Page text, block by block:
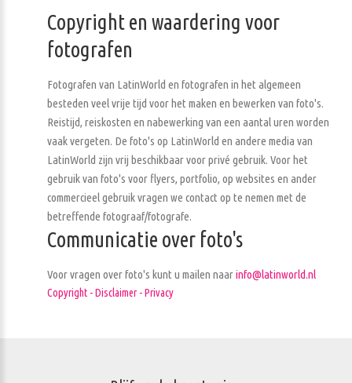
Copyright en waardering voor
fotografen
Fotografen van LatinWorld en fotografen in het algemeen
besteden veel vrije tijd voor het maken en bewerken van foto's.
Reistijd, reiskosten en nabewerking van een aantal uren worden
vaak vergeten. De foto's op LatinWorld en andere media van
LatinWorld zijn vrij beschikbaar voor privé gebruik. Voor het
gebruik van foto's voor flyers, portfolio, op websites en ander
commercieel gebruik vragen we contact op te nemen met de
betreffende fotograaf/fotografe.
Communicatie over foto's
Voor vragen over foto's kunt u mailen naarinfo@latinworld.nl
Copyright - Disclaimer - Privacy